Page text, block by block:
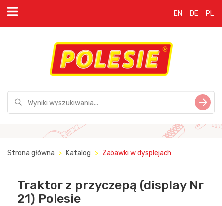
EN DE PL
Strona główna Katalog Zabawki w dysplejach
Traktor z przyczepą (display Nr
21) Polesie